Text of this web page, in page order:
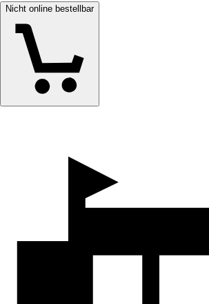
Nicht online bestellbar